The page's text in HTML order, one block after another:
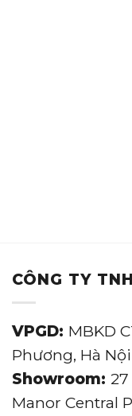
CÔNG TY
VPGD: MBKD
Phương, Hà Nội
Showroom:
Manor Central